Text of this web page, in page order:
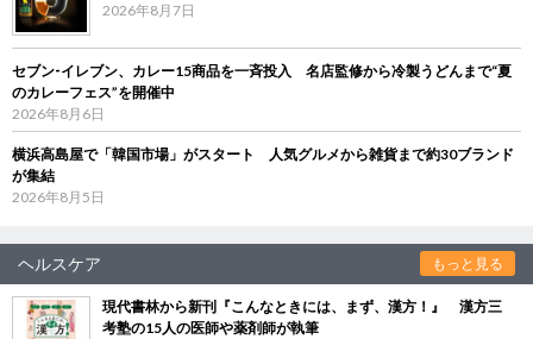
2026年8月7日
セブン‐イレブン、カレー15商品を一斉投入 名店監修から冷製うどんまで“夏
のカレーフェス”を開催中
2026年8月6日
横浜高島屋で「韓国市場」がスタート 人気グルメから雑貨まで約30ブランド
が集結
2026年8月5日
ヘルスケア もっと見る
現代書林から新刊『こんなときには、まず、漢方！』 漢方三
考塾の15人の医師や薬剤師が執筆